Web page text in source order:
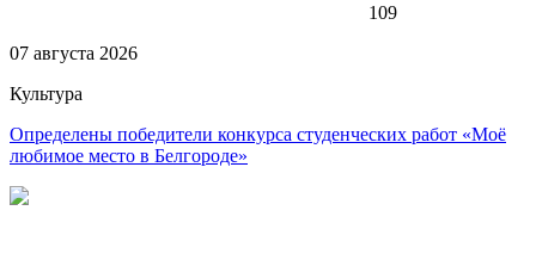
109
07 августа 2026
Культура
Определены победители конкурса студенческих работ «Моё
любимое место в Белгороде»